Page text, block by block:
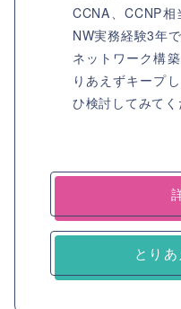
CCNA、CCNP相
NW実務経験3年
ネットワーク構
りあえずキープ
ひ検討してみてく
とり